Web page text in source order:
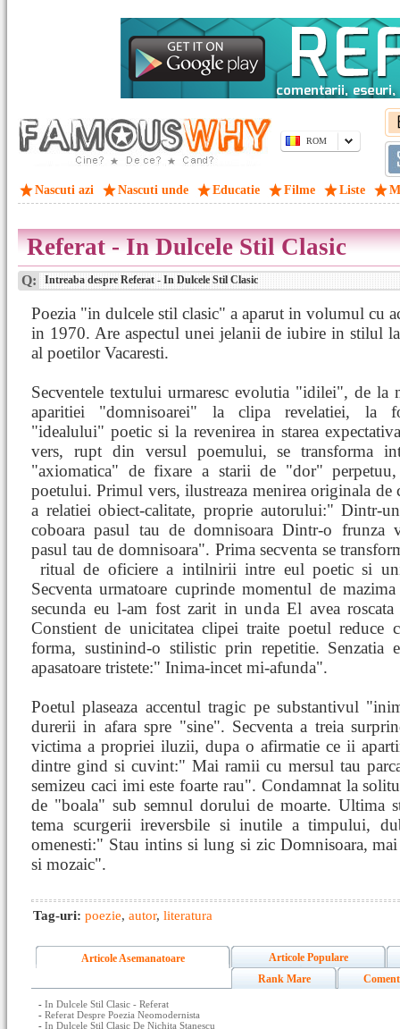
ROM
Nascuti azi Nascuti unde Educatie Filme Liste
Referat - In Dulcele Stil Clasic
Q: Intreaba despre Referat - In Dulcele Stil Clasic
Poezia "in dulcele stil clasic" a aparut in volumul cu
in 1970. Are aspectul unei jelanii de iubire in stilul
al poetilor Vacaresti.
Secventele textului urmaresc evolutia "idilei", de la
aparitiei "domnisoarei" la clipa revelatiei, la
"idealului" poetic si la revenirea in starea
vers, rupt din versul poemului, se transforma
"axiomatica" de fixare a starii de "dor" perpetuu,
poetului. Primul vers, ilustreaza menirea originala de
a relatiei obiect-calitate, proprie autorului:" Dintr-
coboara pasul tau de domnisoara Dintr-o frunza
pasul tau de domnisoara". Prima secventa se
ritual de oficiere a intilnirii intre eul poetic si
Secventa urmatoare cuprinde momentul de
secunda eu l-am fost zarit in unda El avea
Constient de unicitatea clipei traite poetul reduce
forma, sustinind-o stilistic prin repetitie. Senzatia
apasatoare tristete:" Inima-incet mi-afunda".
Poetul plaseaza accentul tragic pe substantivul
durerii in afara spre "sine". Secventa a treia
victima a propriei iluzii, dupa o afirmatie ce ii
dintre gind si cuvint:" Mai ramii cu mersul tau
semizeu caci imi este foarte rau". Condamnat la
de "boala" sub semnul dorului de moarte. Ultima
tema scurgerii ireversbile si inutile a timpului,
omenesti:" Stau intins si lung si zic Domnisoara,
si mozaic".
Tag-uri: poezie, autor, literatura
Articole Asemanatoare
Articole Populare
Rank Mare
- In Dulcele Stil Clasic - Referat
- Referat Despre Poezia Neomodernista
- In Dulcele Stil Clasic De Nichita Stanescu